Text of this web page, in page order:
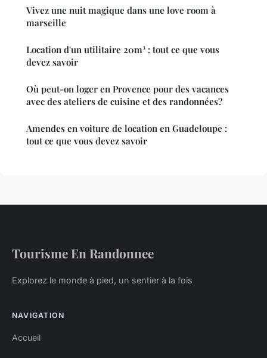
Vivez une nuit magique dans une love room à
marseille
Location d'un utilitaire 20m³ : tout ce que vous
devez savoir
Où peut-on loger en Provence pour des vacances
avec des ateliers de cuisine et des randonnées?
Amendes en voiture de location en Guadeloupe :
tout ce que vous devez savoir
Tourisme En Randonnee
Explorez le monde à pied, un sentier à la fois
NAVIGATION
Accueil